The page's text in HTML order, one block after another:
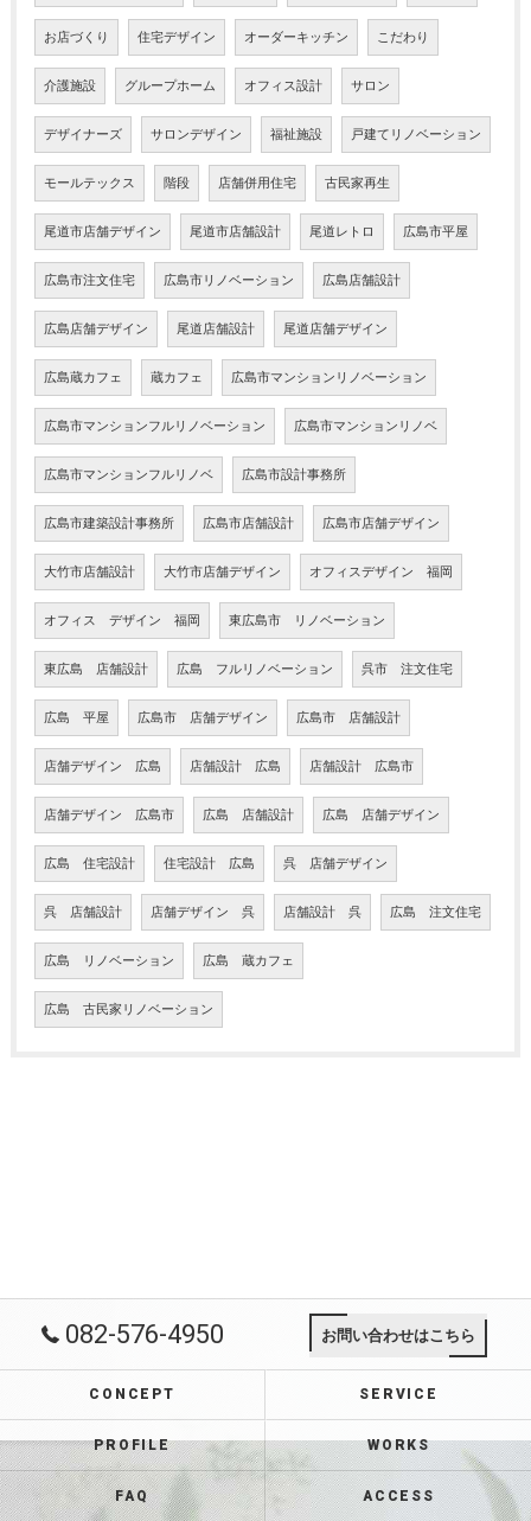
お店づくり 住宅デザイン オーダーキッチン こだわり
介護施設 グループホーム オフィス設計 サロン
デザイナーズ サロンデザイン 福祉施設 戸建てリノベーション
モールテックス 階段 店舗併用住宅 古民家再生
尾道市店舗デザイン 尾道市店舗設計 尾道レトロ 広島市平屋
広島市注文住宅 広島市リノベーション 広島店舗設計
広島店舗デザイン 尾道店舗設計 尾道店舗デザイン
広島蔵カフェ 蔵カフェ 広島市マンションリノベーション
広島市マンションフルリノベーション 広島市マンションリノベ
広島市マンションフルリノベ 広島市設計事務所
広島市建築設計事務所 広島市店舗設計 広島市店舗デザイン
大竹市店舗設計 大竹市店舗デザイン オフィスデザイン 福岡
オフィス デザイン 福岡 東広島市 リノベーション
東広島 店舗設計 広島 フルリノベーション 呉市 注文住宅
広島 平屋 広島市 店舗デザイン 広島市 店舗設計
店舗デザイン 広島 店舗設計 広島 店舗設計 広島市
店舗デザイン 広島市 広島 店舗設計 広島 店舗デザイン
広島 住宅設計 住宅設計 広島 呉 店舗デザイン
呉 店舗設計 店舗デザイン 呉 店舗設計 呉 広島 注文住宅
広島 リノベーション 広島 蔵カフェ
広島 古民家リノベーション
082-576-4950 お問い合わせはこちら
CONCEPT SERVICE
PROFILE WORKS
FAQ ACCESS